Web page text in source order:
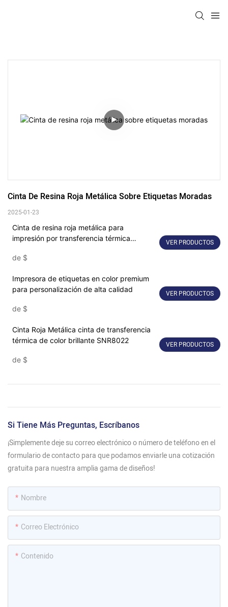
Cinta De Resina Roja Metálica Sobre Etiquetas Moradas
2025-01-23
Cinta de resina roja metálica para
impresión por transferencia térmica
de $
VER PRODUCTOS
Impresora de etiquetas en color premium
para personalización de alta calidad
de $
VER PRODUCTOS
Cinta Roja Metálica cinta de transferencia
térmica de color brillante SNR8022
de $
VER PRODUCTOS
Si Tiene Más Preguntas, Escríbanos
¡Simplemente deje su correo electrónico o número de teléfono en el
formulario de contacto para que podamos enviarle una cotización
gratuita para nuestra amplia gama de diseños!
Nombre
Correo Electrónico
Contenido